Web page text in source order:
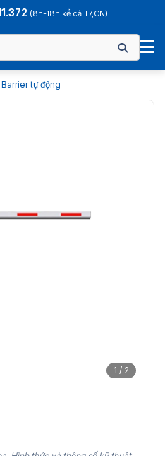
(8h-18h kể cả T7,CN)
Barrier tự động
1 / 2